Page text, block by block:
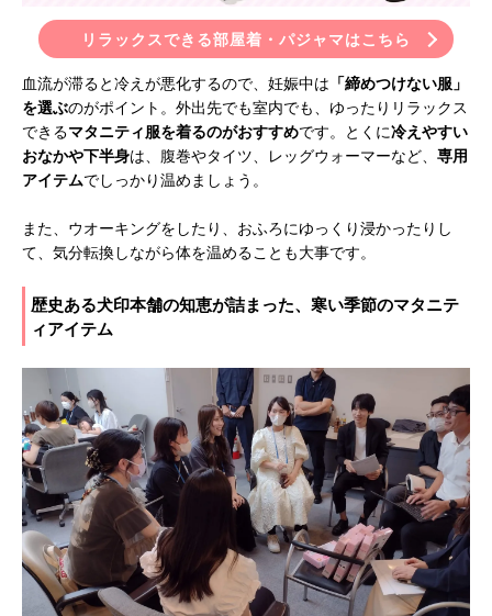
リラックスできる部屋着・パジャマはこちら
血流が滞ると冷えが悪化するので、妊娠中は 「締めつけない服」
を選ぶのがポイント。外出先でも室内でも、ゆったりリラックス
できるマタニティ服を着るのがおすすめです。とくに冷えやすい
おなかや下半身は、腹巻やタイツ、レッグウォーマーなど、 専用
アイテムでしっかり温めましょう。
また、ウオーキングをしたり、おふろにゆっくり浸かったりし
て、気分転換しながら体を温めることも大事です。
歴史ある犬印本舗の知恵が詰まった、寒い季節のマタニテ
ィアイテム